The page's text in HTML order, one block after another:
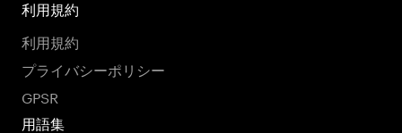
利用規約
利用規約
プライバシーポリシー
GPSR
用語集